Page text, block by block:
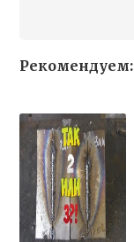
Рекомендуем: